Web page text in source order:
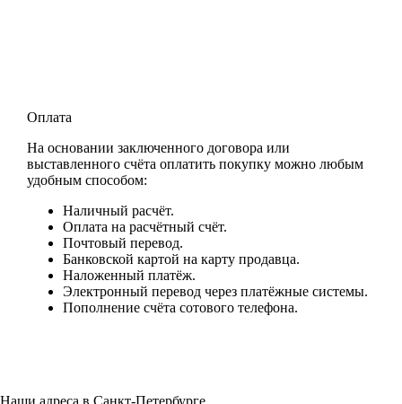
Оплата
На основании заключенного договора или
выставленного счёта оплатить покупку можно любым
удобным способом:
Наличный расчёт.
Оплата на расчётный счёт.
Почтовый перевод.
Банковской картой на карту продавца.
Наложенный платёж.
Электронный перевод через платёжные системы.
Пополнение счёта сотового телефона.